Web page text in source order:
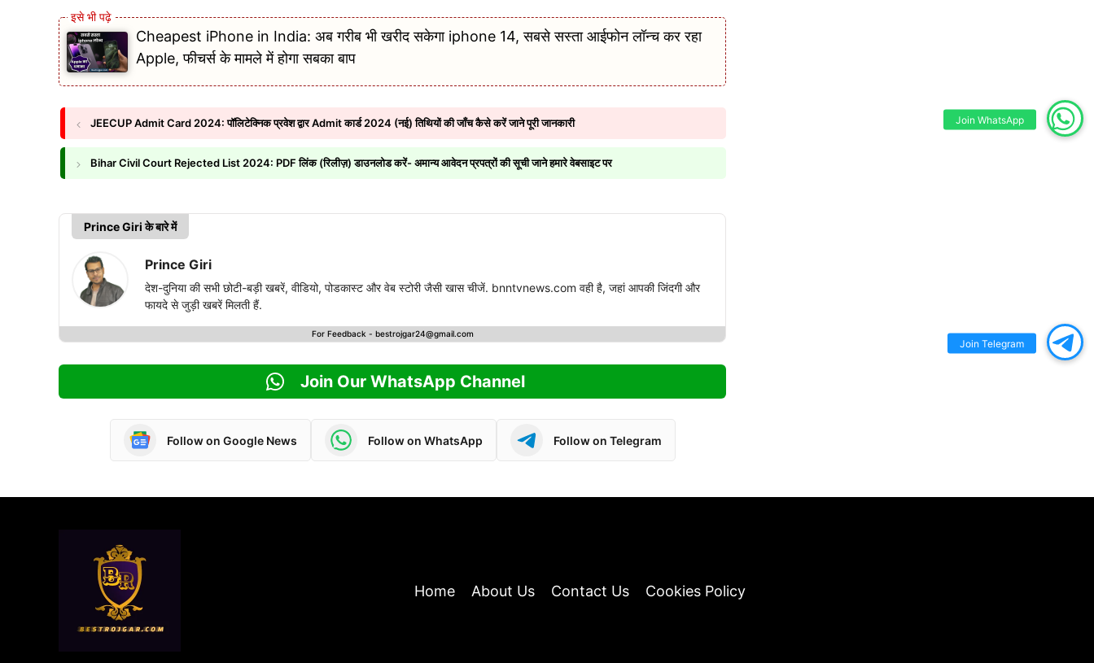
Cheapest iPhone in India: अब गरीब भी खरीद सकेगा iphone 14, सबसे सस्ता आईफोन लॉन्च कर रहा
Apple, फीचर्स के मामले में होगा सबका बाप
JEECUP Admit Card 2024: पॉलिटेक्निक प्रवेश द्वार Admit कार्ड 2024 (नई) तिथियों की जाँच कैसे करें जाने पूरी जानकारी
Bihar Civil Court Rejected List 2024: PDF लिंक (रिलीज़) डाउनलोड करें- अमान्य आवेदन प्रपत्रों की सूची जाने हमारे वेबसाइट पर
Prince Giri के बारे में
Prince Giri
देश-दुनिया की सभी छोटी-बड़ी खबरें, वीडियो, पोडकास्ट और वेब स्टोरी जैसी खास चीजें. bnntvnews.com वही है, जहां आपकी जिंदगी और
फायदे से जुड़ी खबरें मिलती हैं.
For Feedback - bestrojgar24@gmail.com
Join Our WhatsApp Channel
Follow on Google News Follow on WhatsApp Follow on Telegram
Home About Us Contact Us Cookies Policy
Join WhatsApp
Join Telegram